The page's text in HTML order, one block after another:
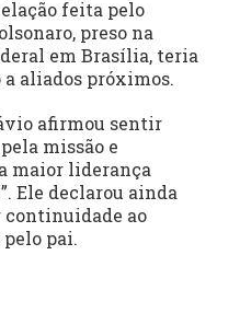
feita pelo
preso na
em Brasília, teria
a aliados próximos.
afirmou sentir
missão e
maior liderança
Ele declarou ainda
continuidade ao
pai.